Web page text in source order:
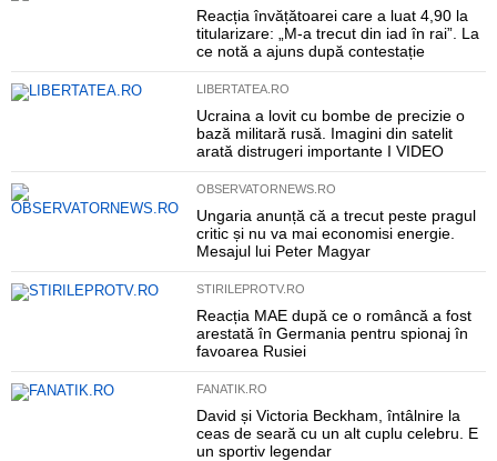
Reacția învățătoarei care a luat 4,90 la
titularizare: „M-a trecut din iad în rai”. La
ce notă a ajuns după contestație
LIBERTATEA.RO
Ucraina a lovit cu bombe de precizie o
bază militară rusă. Imagini din satelit
arată distrugeri importante I VIDEO
OBSERVATORNEWS.RO
Ungaria anunță că a trecut peste pragul
critic și nu va mai economisi energie.
Mesajul lui Peter Magyar
STIRILEPROTV.RO
Reacția MAE după ce o româncă a fost
arestată în Germania pentru spionaj în
favoarea Rusiei
FANATIK.RO
David și Victoria Beckham, întâlnire la
ceas de seară cu un alt cuplu celebru. E
un sportiv legendar